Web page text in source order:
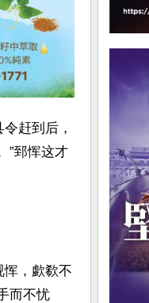
赶到后，
”郅恽这才
恽，歔欷不
而不忧